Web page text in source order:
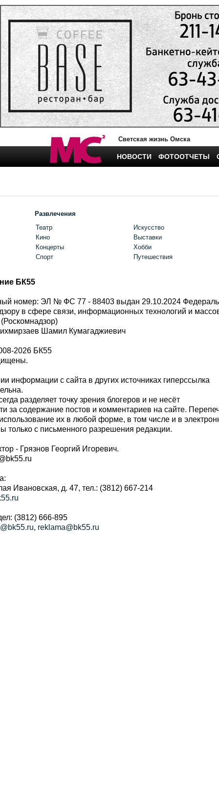
Светская жизнь Омска
НОВОСТИ ФОТООТЧЕТЫ
Развлечения
Театр
Кино
Концерты
Спорт
Искусство
Выставки
Хобби
Путешествия
БК55
номер: ЭЛ № ФС 77 - 88403 выдан 29.10.2024
в сфере связи, информационных технологий и
Шамил Кумагаджиевич
2026 БК55
информации с сайта в других источниках гиперссылка
разделяет точку зрения блогеров и не несёт
за содержание постов и комментариев на сайте.
их в любой форме, в том числе и в
с письменного разрешения редакции.
- Грязнов Георгий Игоревич.
Ивановская, д. 47, тел.: (3812) 667-214
(3812) 666-895
, reklama@bk55.ru